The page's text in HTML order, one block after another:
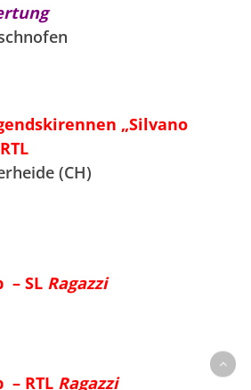
„Silvano
(CH)
– SL Ragazzi
– RTL Ragazzi